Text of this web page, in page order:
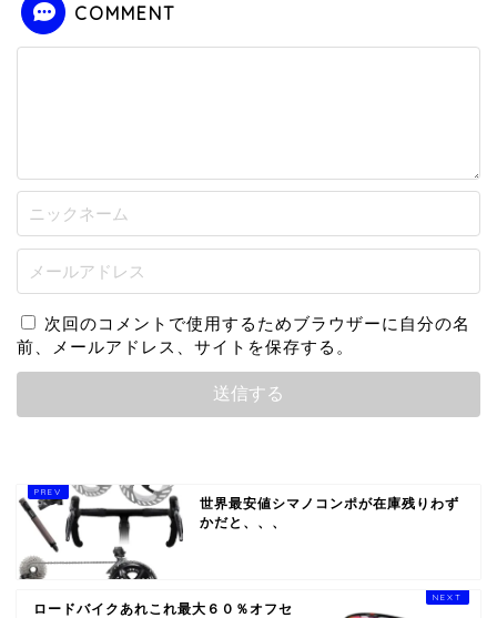
COMMENT
次回のコメントで使用するためブラウザーに自分の名
前、メールアドレス、サイトを保存する。
世界最安値シマノコンポが在庫残りわず
かだと、、、
ロードバイクあれこれ最大６０％オフセ